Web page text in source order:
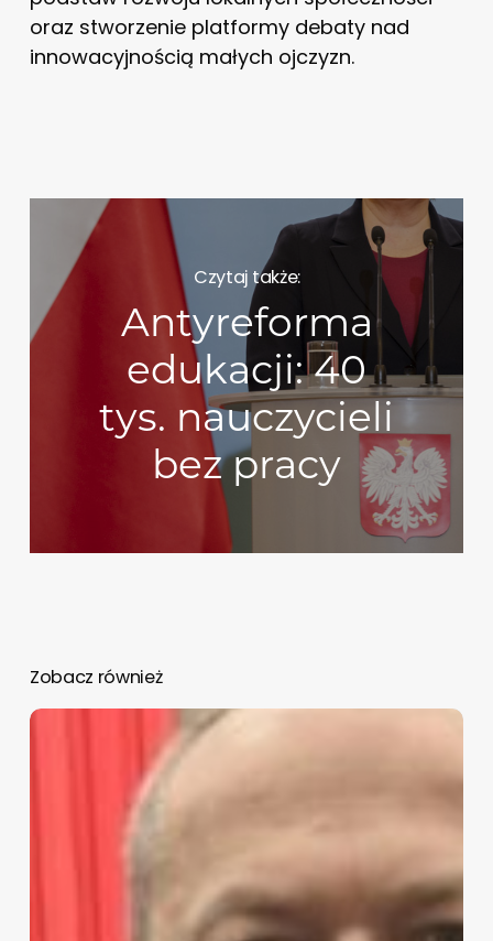
oraz stworzenie platformy debaty nad
innowacyjnością małych ojczyzn.
Czytaj także:
Antyreforma
edukacji: 40
tys. nauczycieli
bez pracy
Zobacz również